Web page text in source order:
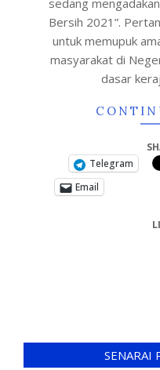
sedang
Bersih 2021”.
untuk memupuk
masyarakat di
dasar
Telegram
Email
SENARAI